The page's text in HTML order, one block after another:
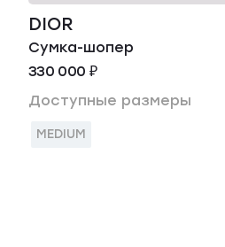
DIOR
Сумка-шопер
330 000 ₽
Доступные размеры
MEDIUM